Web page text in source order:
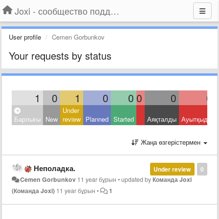
Joxi - сообщество поддержки
User profile Cemen Gorbunkov
Your requests by status
1 0 1 0 0 0 0 0
Барлығы New
Under
review Planned Started Аяқталды Ауытқыды
Жаңа өзгерістермен
0
Under review
Неполадка.
Cemen Gorbunkov 11 year бұрын •updated byКоманда Joxi
(Команда Joxi) 11 year бұрын • 1